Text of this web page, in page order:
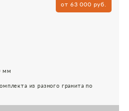
от 63 000 руб.
мм
из разного гранита по